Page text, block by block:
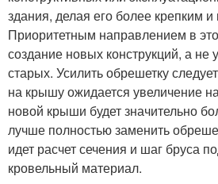
здания, делая его более крепким
Приоритетным направлением в
создание новых конструкций, а не
старых. Усилить обрешетку
на крышу ожидается увеличение
новой крыши будет значительно
лучше полностью заменить
идет расчет сечения и шаг бруса
кровельный материал.